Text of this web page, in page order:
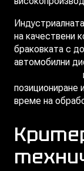
на качествени
браковката с
автомобилни
позициониране
време на